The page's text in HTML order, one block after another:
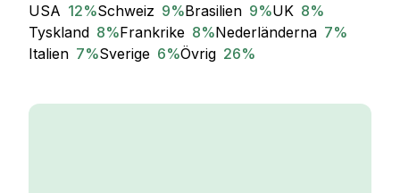
USA 12%Schweiz 9%Brasilien 9%UK 8%
Tyskland 8%Frankrike 8%Nederländerna 7%
Italien 7%Sverige 6%Övrig 26%